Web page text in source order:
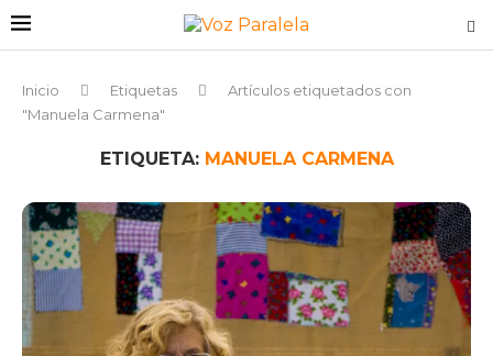
Inicio Etiquetas
Artículos etiquetados con
"Manuela Carmena"
ETIQUETA: MANUELA CARMENA